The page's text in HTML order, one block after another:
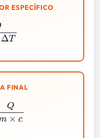
ESPECÍFICO
Δ
FINAL
×c